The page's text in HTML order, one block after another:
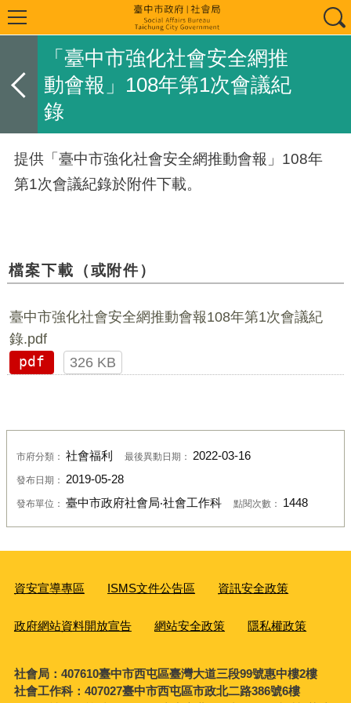
「臺中市強化社會安全網推
動會報」108年第1次會議紀
錄
提供「臺中市強化社會安全網推動會報」108年
第1次會議紀錄於附件下載。
檔案下載（或附件）
臺中市強化社會安全網推動會報108年第1次會議紀
錄.pdf
pdf
326 KB
市府分類： 社會福利 最後異動日期： 2022-03-16
發布日期： 2019-05-28
發布單位： 臺中市政府社會局‧社會工作科 點閱次數： 1448
資安宣導專區 ISMS文件公告區 資訊安全政策
政府網站資料開放宣告 網站安全政策 隱私權政策
社會局：407610臺中市西屯區臺灣大道三段99號惠中樓2樓
社會工作科：407027臺中市西屯區市政北二路386號6樓